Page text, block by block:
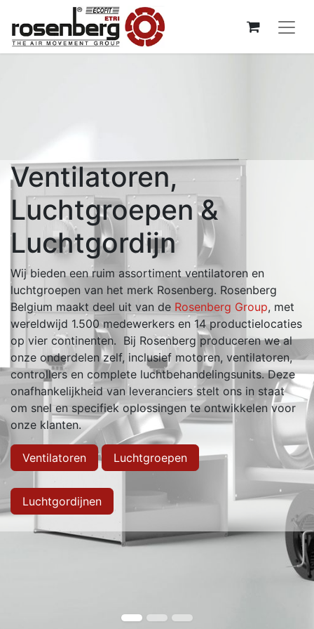
Ventilatoren,
Luchtgroepen &
Luchtgordijn
Wij bieden een ruim assortiment ventilatoren en
luchtgroepen van het merk Rosenberg. Rosenberg
Belgium maakt deel uit van de Rosenberg Group, met
wereldwijd 1.500 medewerkers en 14 productielocaties
op vier continenten. Bij Rosenberg produceren we al
onze onderdelen zelf, inclusief motoren, ventilatoren,
controllers en complete luchtbehandelingsunits. Deze
onafhankelijkheid van leveranciers stelt ons in staat
om snel en specifiek oplossingen te ontwikkelen voor
onze klanten.
Ventilatoren Luchtgroepen
Luchtgordijnen